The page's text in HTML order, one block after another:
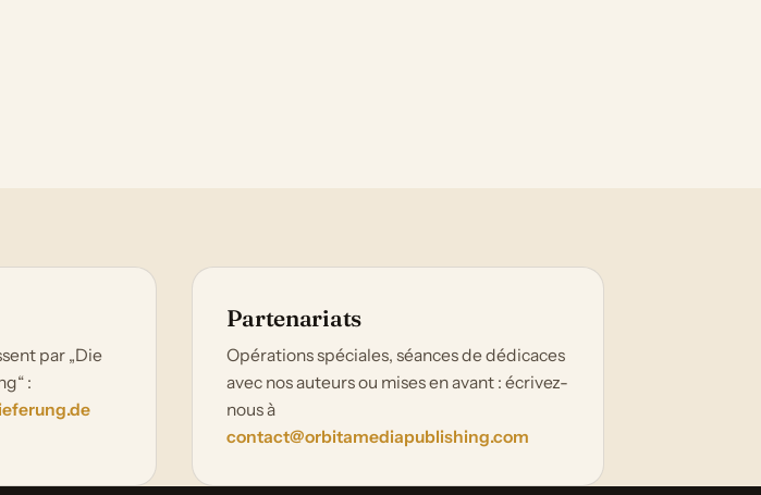
par „Die
:
Partenariats
Opérations spéciales, séances de dédicaces
avec nos auteurs ou mises en avant : écrivez-
nous à
contact@orbitamediapublishing.com